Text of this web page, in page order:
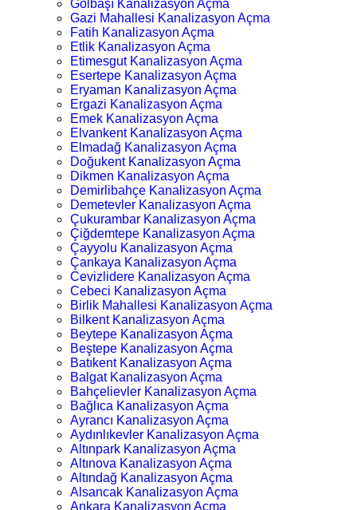
Gölbaşı Kanalizasyon Açma
Gazi Mahallesi Kanalizasyon Açma
Fatih Kanalizasyon Açma
Etlik Kanalizasyon Açma
Etimesgut Kanalizasyon Açma
Esertepe Kanalizasyon Açma
Eryaman Kanalizasyon Açma
Ergazi Kanalizasyon Açma
Emek Kanalizasyon Açma
Elvankent Kanalizasyon Açma
Elmadağ Kanalizasyon Açma
Doğukent Kanalizasyon Açma
Dikmen Kanalizasyon Açma
Demirlibahçe Kanalizasyon Açma
Demetevler Kanalizasyon Açma
Çukurambar Kanalizasyon Açma
Çiğdemtepe Kanalizasyon Açma
Çayyolu Kanalizasyon Açma
Çankaya Kanalizasyon Açma
Cevizlidere Kanalizasyon Açma
Cebeci Kanalizasyon Açma
Birlik Mahallesi Kanalizasyon Açma
Bilkent Kanalizasyon Açma
Beytepe Kanalizasyon Açma
Beştepe Kanalizasyon Açma
Batıkent Kanalizasyon Açma
Balgat Kanalizasyon Açma
Bahçelievler Kanalizasyon Açma
Bağlıca Kanalizasyon Açma
Ayrancı Kanalizasyon Açma
Aydınlıkevler Kanalizasyon Açma
Altınpark Kanalizasyon Açma
Altınova Kanalizasyon Açma
Altındağ Kanalizasyon Açma
Alsancak Kanalizasyon Açma
Ankara Kanalizasyon Açma